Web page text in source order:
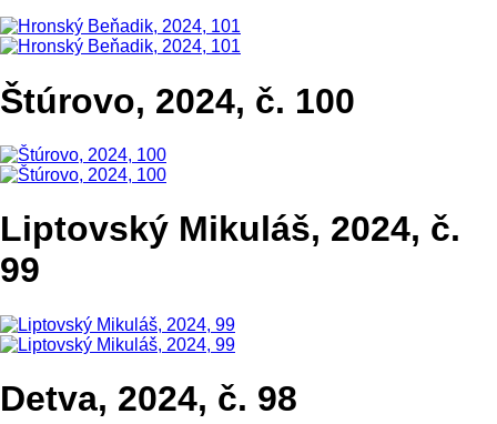
Štúrovo, 2024, č. 100
Liptovský Mikuláš, 2024, č.
99
Detva, 2024, č. 98